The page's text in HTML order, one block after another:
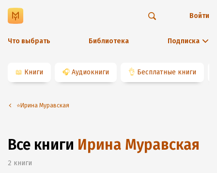
Что выбрать Библиотека Подписка
Войти
📖 Книги 🎧 Аудиокниги 👌 Бесплатные книги
⭐️Ирина Муравская
Все книги Ирина Муравская
2 книги